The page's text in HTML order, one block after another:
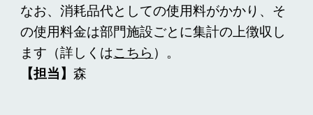
なお、消耗品代としての使用料がかかり、そ
の使用料金は部門施設ごとに集計の上徴収し
ます（詳しくはこちら ）。
【担当】森